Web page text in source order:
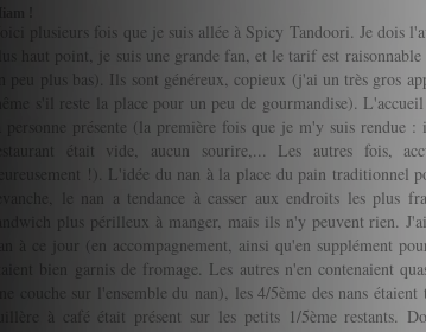
Voici plusieurs fois que je suis allée à Spicy Tandoori. Je dois
plus haut point, je suis une grande fan, et le tarif est
un peu plus bas). Ils sont généreux, copieux (j'ai un très gros
même s'il reste la place pour un peu de gourmandise).
la personne présente (la première fois que je m'y suis rendue
restaurant était vide, aucun sourire,... Les autres fois,
heureusement !). L'idée du nan à la place du pain traditionnel
revanche, le nan a tendance à casser aux endroits les plus
sandwich plus périlleux à manger, mais ils n'y peuvent rien.
nan à ce jour (en accompagnement, ainsi qu'en supplément
étaient bien garnis de fromage. Les autres n'en contenaient
fine couche sur l'ensemble du nan), les 4/5ème des nans
cuillère à café était présent sur les petits 1/5ème restants.